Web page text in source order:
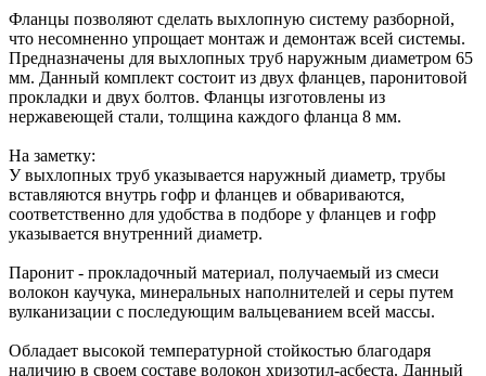
Фланцы позволяют сделать выхлопную систему разборной,
что несомненно упрощает монтаж и демонтаж всей системы.
Предназначены для выхлопных труб наружным диаметром 65
мм. Данный комплект состоит из двух фланцев, паронитовой
прокладки и двух болтов. Фланцы изготовлены из
нержавеющей стали, толщина каждого фланца 8 мм.
На заметку:
У выхлопных труб указывается наружный диаметр, трубы
вставляются внутрь гофр и фланцев и обвариваются,
соответственно для удобства в подборе у фланцев и гофр
указывается внутренний диаметр.
Паронит - прокладочный материал, получаемый из смеси
волокон каучука, минеральных наполнителей и серы путем
вулканизации с последующим вальцеванием всей массы.
Обладает высокой температурной стойкостью благодаря
наличию в своем составе волокон хризотил-асбеста. Данный